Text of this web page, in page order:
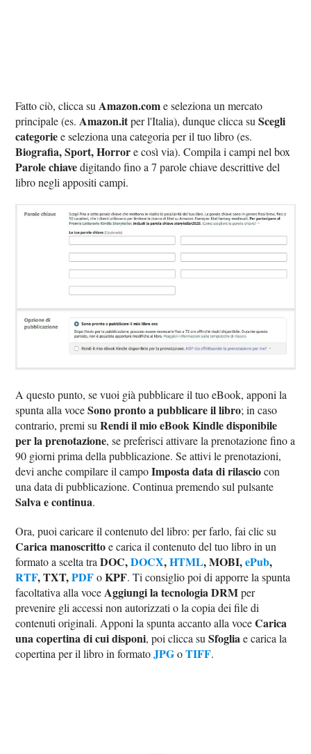
Fatto ciò, clicca su Amazon.come seleziona un mercato
principale (es. Amazon.itper l'Italia), dunque clicca suScegli
categoriee seleziona una categoria per il tuo libro (es.
Biografia, Sport, Horrore così via). Compila i campi nel box
Parole chiavedigitando fino a 7 parole chiave descrittive del
libro negli appositi campi.
A questo punto, se vuoi già pubblicare il tuo eBook, apponi la
spunta alla voceSono pronto a pubblicare il libro; in caso
contrario, premi suRendi il mio eBook Kindle disponibile
per la prenotazione, se preferisci attivare la prenotazione fino a
90 giorni prima della pubblicazione. Se attivi le prenotazioni,
devi anche compilare il campoImposta data di rilasciocon
una data di pubblicazione. Continua premendo sul pulsante
Salva e continua.
Ora, puoi caricare il contenuto del libro: per farlo, fai clic su
Carica manoscrittoe carica il contenuto del tuo libro in un
formato a scelta traDOC,DOCX,HTML, MOBI,ePub,
RTF, TXT,PDFoKPF. Ti consiglio poi di apporre la spunta
facoltativa alla voce Aggiungi la tecnologia DRMper
prevenire gli accessi non autorizzati o la copia dei file di
contenuti originali. Apponi la spunta accanto alla voceCarica
una copertina di cui disponi, poi clicca suSfoglia e carica la
copertina per il libro in formatoJPGoTIFF.